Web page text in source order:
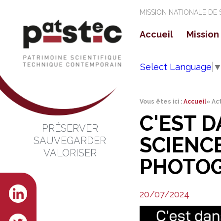
PRÉSERVER
SAUVEGARDER
VALORISER
MISSION NATIONALE DE
Accueil
Mission
Les
Select Language ▼
Vous êtes ici :Accueil»
C'EST
20/07/2024